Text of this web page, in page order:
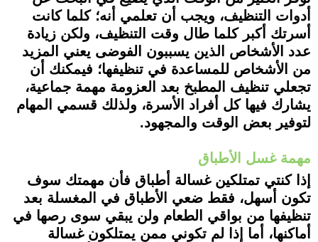
أدوات التنظيف، ويجب أن تعلمي أنه؛ كلما كانت
أسرتك أكبر كلما طال وقت التنظيف، ولكن زيادة
عدد الأشخاص الذين يسببون الفوضى يعني المزيد
من الأشخاص للمساعدة في تنظيفها؛ فيمكنك أن
تجعلي تنظيف المطبخ بعد العزومة مهمة جماعية،
يشارك فيها كل أفراد الأسرة، ولذلك قسمي المهام
لتوفير بعض الوقت والمجهود.
مهمة غسل الأطباق
إذا كنتي تمتلكين غسالة أطباق فأن مهمتك سوف
تكون أسهل، فقط ضعي الأطباق في المغسلة بعد
تنظيفها من بواقي الطعام ولن يبقي سوى رصها في
أماكنها، أما إذا لم تكوني ممن يمتلكون غسالة